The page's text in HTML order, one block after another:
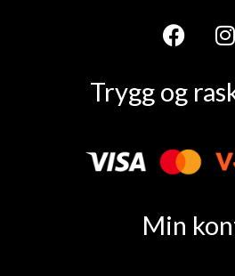
F
c
b
o
I
n
s
Trygg og
Min